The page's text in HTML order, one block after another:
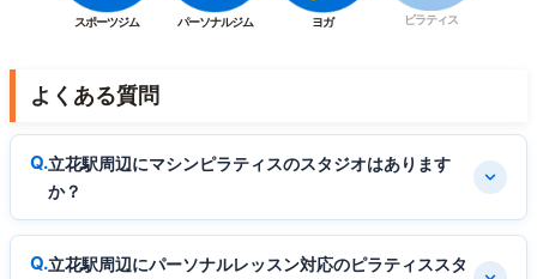
スポーツジム パーソナルジム ヨガ ピラティス
よくある質問
立花駅周辺にマシンピラティスのスタジオはあります
か？
立花駅周辺にパーソナルレッスン対応のピラティススタ